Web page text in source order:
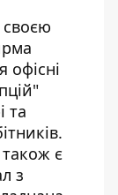
своєю
офісні
та
є
з